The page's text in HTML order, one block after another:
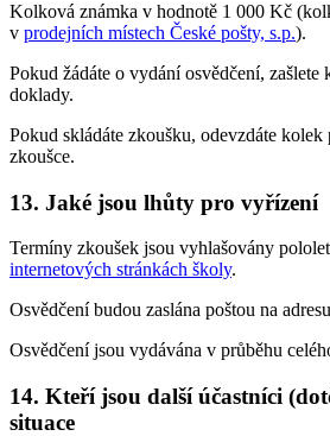
Kolková známka v hodnotě 1 000 Kč
v prodejních místech České pošty, s.p.).
Pokud žádáte o vydání osvědčení, zašlete
doklady.
Pokud skládáte zkoušku, odevzdáte kolek
zkoušce.
13. Jaké jsou lhůty pro vyřízení
Termíny zkoušek jsou vyhlašovány
internetových stránkách školy.
Osvědčení budou zaslána poštou na
Osvědčení jsou vydávána v průběhu
14. Kteří jsou další účastníci
situace